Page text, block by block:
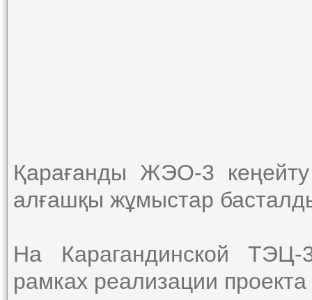
Қарағанды ЖЭО-3
алғашқы жұмыстар
На Карагандинской
рамках реализации